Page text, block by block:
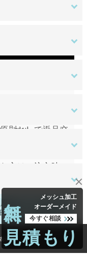
メッシュ加工
オーダーメイド
見積もり
今すぐ相談
AMEX
座へお振込みを
の商品手配と
済のログイン
（税込）
品の場合、著し
則として返品交
品の場合、著し
則として返品交
に発送いたしま
間をご指定頂
方はご注文時に
示